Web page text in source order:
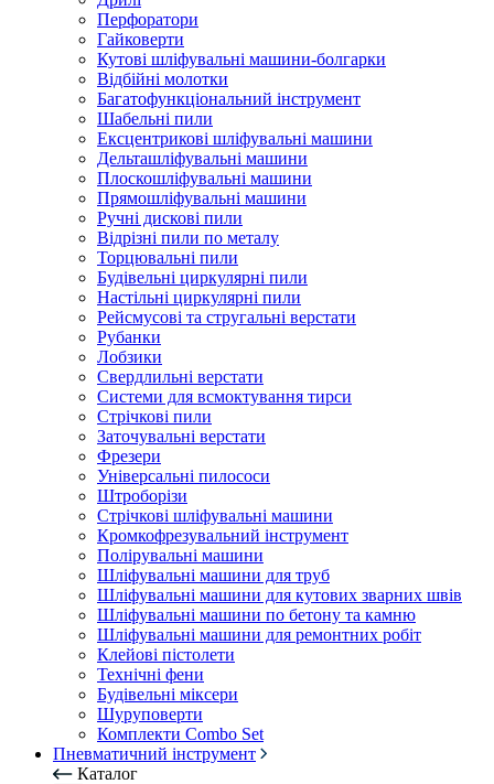
Перфоратори
Гайковерти
Кутові шліфувальні машини-болгарки
Відбійні молотки
Багатофункціональний інструмент
Шабельні пили
Ексцентрикові шліфувальні машини
Дельташліфувальні машини
Плоскошліфувальні машини
Прямошліфувальні машини
Ручні дискові пили
Відрізні пили по металу
Торцювальні пили
Будівельні циркулярні пили
Настільні циркулярні пили
Рейсмусові та стругальні верстати
Рубанки
Лобзики
Свердлильні верстати
Системи для всмоктування тирси
Стрічкові пили
Заточувальні верстати
Фрезери
Універсальні пилососи
Штроборізи
Стрічкові шліфувальні машини
Кромкофрезувальний інструмент
Полірувальні машини
Шліфувальні машини для труб
Шліфувальні машини для кутових зварних швів
Шліфувальні машини по бетону та камню
Шліфувальні машини для ремонтних робіт
Клейові пістолети
Технічні фени
Будівельні міксери
Шуруповерти
Комплекти Combo Set
Пневматичний інструмент
Каталог